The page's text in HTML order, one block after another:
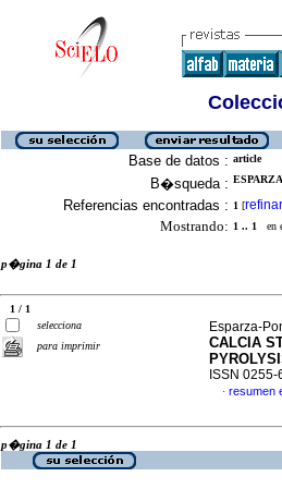
Base de datos : article
B�squeda :
Referencias encontradas : 1 [refinar
Mostrando: 1 .. 1 en
p�gina 1 de 1
1 / 1
selecciona
para imprimir
Esparza-
CALCIA
ISSN 0255-
· resumen
p�gina 1 de 1